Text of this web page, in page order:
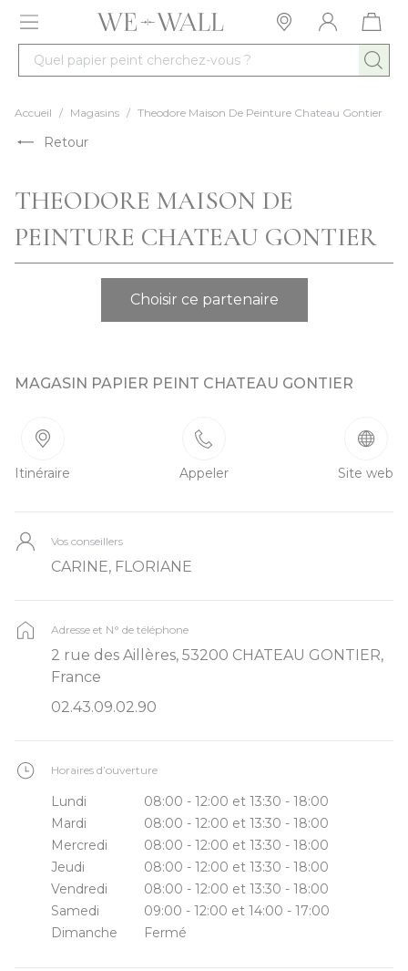
Allez au contenu
Quel papier peint cherchez-vous ?
Accueil / Magasins / Theodore Maison De Peinture Chateau Gontier
Retour
THEODORE MAISON DE
PEINTURE CHATEAU GONTIER
Choisir ce partenaire
MAGASIN PAPIER PEINT CHATEAU GONTIER
Itinéraire Appeler Site web
Vos conseillers
CARINE, FLORIANE
Adresse et N° de téléphone
2 rue des Aillères, 53200 CHATEAU GONTIER,
France
02.43.09.02.90
Horaires d’ouverture
Lundi
08:00 - 12:00 et 13:30 - 18:00
Mardi
08:00 - 12:00 et 13:30 - 18:00
Mercredi
08:00 - 12:00 et 13:30 - 18:00
Jeudi
08:00 - 12:00 et 13:30 - 18:00
Vendredi
08:00 - 12:00 et 13:30 - 18:00
Samedi
09:00 - 12:00 et 14:00 - 17:00
Dimanche
Fermé